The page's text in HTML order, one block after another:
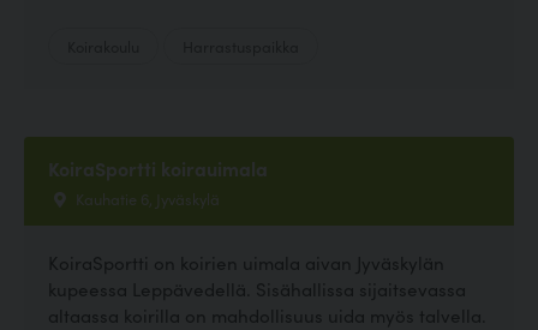
KoiraSportti koirauimala
Kauhatie 6, Jyväskylä
KoiraSportti on koirien uimala aivan Jyväskylän
kupeessa Leppävedellä. Sisähallissa sijaitsevassa
altaassa koirilla on mahdollisuus uida myös talvella.